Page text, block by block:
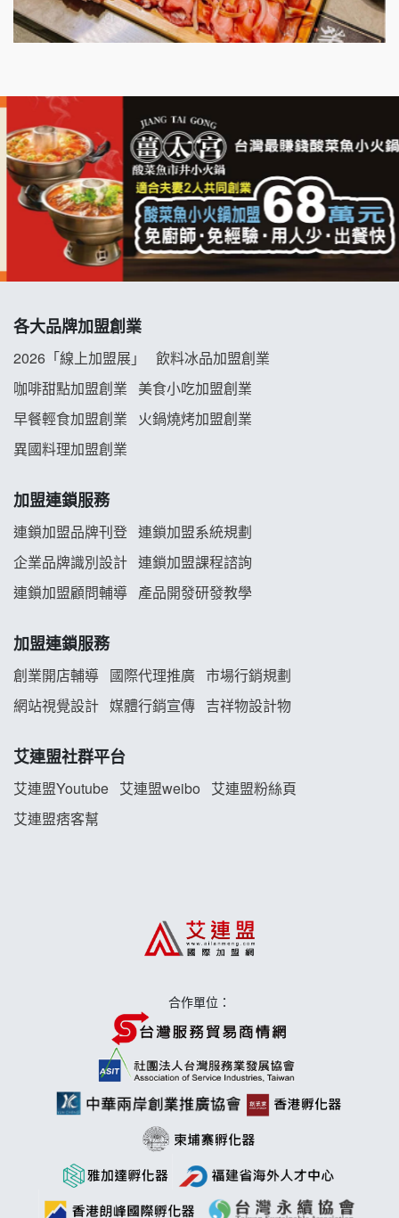
千香漢堡加盟說明會
拉亞漢堡加盟說明會
杜芳子古味茶鋪加盟說明會
優握握×酸奶大獅加盟說明會
冬城門加盟說明會
龍涎居好湯加盟說明會
舒油頭加盟說明會
義氣豐發雞加盟說明會
Mr.Wish加盟說明會
雞咕雞咕加盟說明會
TEA TOP加盟說明會
珍好味臭臭鍋加盟說明會
藍象廷泰式火鍋加盟說明會
日十。早午食加盟說明會
莫尼早餐Morni加盟說明會
各大品牌加盟創業
2026「線上加盟展」
飲料冰品加盟創業
咖啡甜點加盟創業
美食小吃加盟創業
早餐輕食加盟創業
火鍋燒烤加盟創業
異國料理加盟創業
加盟連鎖服務
連鎖加盟品牌刊登 連鎖加盟系統規劃
企業品牌識別設計 連鎖加盟課程諮詢
連鎖加盟顧問輔導 產品開發研發教學
加盟連鎖服務
創業開店輔導 國際代理推廣 市場行銷規劃
網站視覺設計 媒體行銷宣傳 吉祥物設計物
艾連盟社群平台
艾連盟Youtube 艾連盟weibo
艾連盟粉絲頁
艾連盟痞客幫
合作單位：